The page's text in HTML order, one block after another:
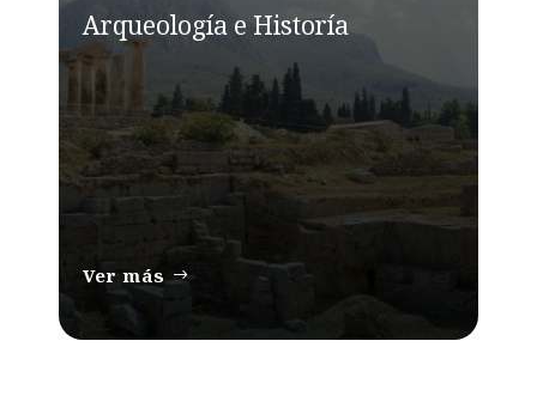
Arqueología e Historía
Ver más